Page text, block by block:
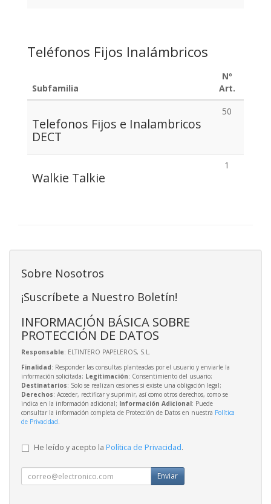
Teléfonos Fijos Inalámbricos
Subfamilia
Nº
Art.
Telefonos Fijos e Inalambricos
DECT
50
Walkie Talkie
1
Sobre Nosotros
¡Suscríbete a Nuestro Boletín!
INFORMACIÓN BÁSICA SOBRE
PROTECCIÓN DE DATOS
Responsable: ELTINTERO PAPELEROS, S.L.
Finalidad: Responder las consultas planteadas por el usuario y enviarle la
información solicitada; Legitimación: Consentimiento del usuario;
Destinatarios: Solo se realizan cesiones si existe una obligación legal;
Derechos: Acceder, rectificar y suprimir, así como otros derechos, como se
indica en la información adicional; Información Adicional: Puede
consultar la información completa de Protección de Datos en nuestra Política
de Privacidad.
He leído y acepto la Política de Privacidad.
Enviar